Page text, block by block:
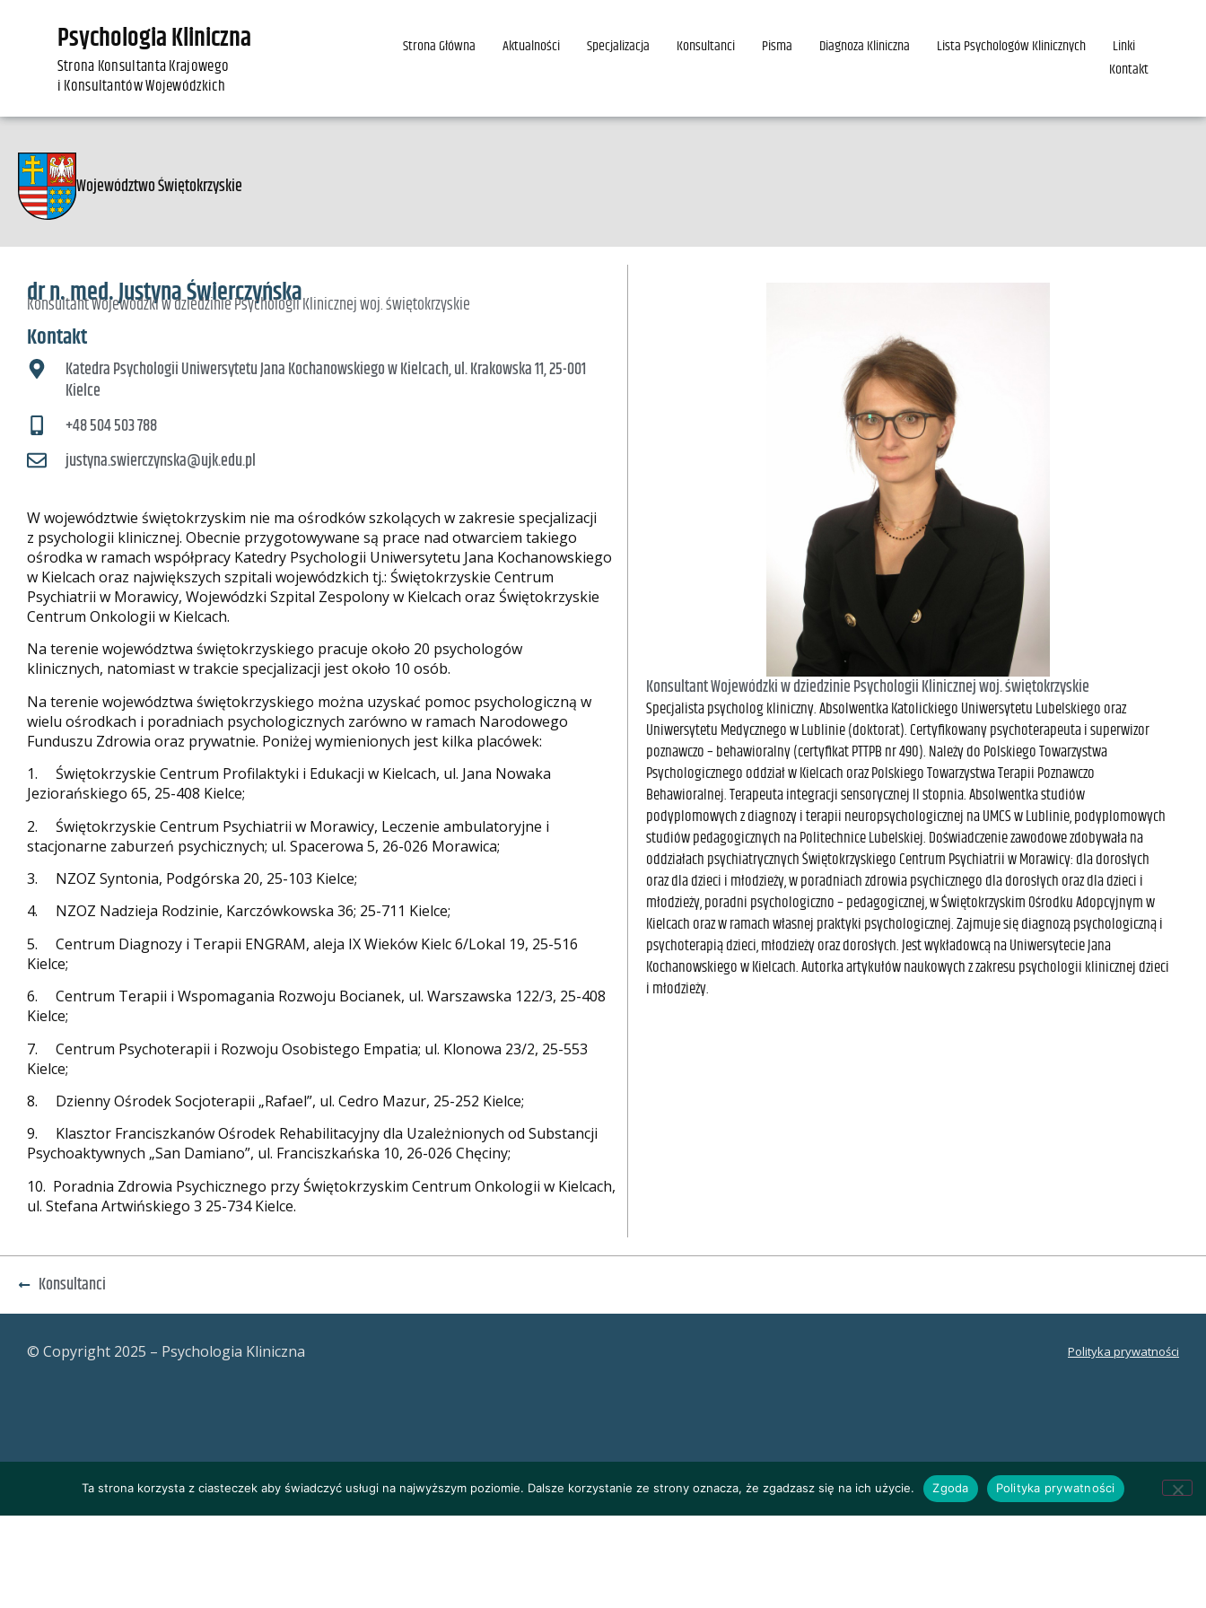
Psychologia Kliniczna
Strona Konsultanta Krajowego
i Konsultantów Wojewódzkich
Strona Główna Aktualności Specjalizacja Konsultanci Pisma Diagnoza Kliniczna Lista Psychologów Klinicznych
Linki
Kontakt
Województwo Świętokrzyskie
dr n. med. Justyna Świerczyńska
Konsultant Wojewódzki w dziedzinie Psychologii Klinicznej woj. świętokrzyskie
Kontakt
Katedra Psychologii Uniwersytetu Jana Kochanowskiego w Kielcach, ul. Krakowska 11, 25-001
Kielce
+48 504 503 788
justyna.swierczynska@ujk.edu.pl
W województwie świętokrzyskim nie ma ośrodków szkolących w zakresie specjalizacji
z psychologii klinicznej. Obecnie przygotowywane są prace nad otwarciem takiego
ośrodka w ramach współpracy Katedry Psychologii Uniwersytetu Jana Kochanowskiego
w Kielcach oraz największych szpitali wojewódzkich tj.: Świętokrzyskie Centrum
Psychiatrii w Morawicy, Wojewódzki Szpital Zespolony w Kielcach oraz Świętokrzyskie
Centrum Onkologii w Kielcach.
Na terenie województwa świętokrzyskiego pracuje około 20 psychologów
klinicznych, natomiast w trakcie specjalizacji jest około 10 osób.
Na terenie województwa świętokrzyskiego można uzyskać pomoc psychologiczną w
wielu ośrodkach i poradniach psychologicznych zarówno w ramach Narodowego
Funduszu Zdrowia oraz prywatnie. Poniżej wymienionych jest kilka placówek:
1. Świętokrzyskie Centrum Profilaktyki i Edukacji w Kielcach, ul. Jana Nowaka
Jeziorańskiego 65, 25-408 Kielce;
2. Świętokrzyskie Centrum Psychiatrii w Morawicy, Leczenie ambulatoryjne i
stacjonarne zaburzeń psychicznych; ul. Spacerowa 5, 26-026 Morawica;
3. NZOZ Syntonia, Podgórska 20, 25-103 Kielce;
4. NZOZ Nadzieja Rodzinie, Karczówkowska 36; 25-711 Kielce;
5. Centrum Diagnozy i Terapii ENGRAM, aleja IX Wieków Kielc 6/Lokal 19, 25-516
Kielce;
6. Centrum Terapii i Wspomagania Rozwoju Bocianek, ul. Warszawska 122/3, 25-408
Kielce;
7. Centrum Psychoterapii i Rozwoju Osobistego Empatia; ul. Klonowa 23/2, 25-553
Kielce;
8. Dzienny Ośrodek Socjoterapii „Rafael”, ul. Cedro Mazur, 25-252 Kielce;
9. Klasztor Franciszkanów Ośrodek Rehabilitacyjny dla Uzależnionych od Substancji
Psychoaktywnych „San Damiano”, ul. Franciszkańska 10, 26-026 Chęciny;
10. Poradnia Zdrowia Psychicznego przy Świętokrzyskim Centrum Onkologii w Kielcach,
ul. Stefana Artwińskiego 3 25-734 Kielce.
Konsultant Wojewódzki w dziedzinie Psychologii Klinicznej woj. świętokrzyskie
Specjalista psycholog kliniczny. Absolwentka Katolickiego Uniwersytetu Lubelskiego oraz
Uniwersytetu Medycznego w Lublinie (doktorat). Certyfikowany psychoterapeuta i superwizor
poznawczo – behawioralny (certyfikat PTTPB nr 490). Należy do Polskiego Towarzystwa
Psychologicznego oddział w Kielcach oraz Polskiego Towarzystwa Terapii Poznawczo
Behawioralnej. Terapeuta integracji sensorycznej II stopnia. Absolwentka studiów
podyplomowych z diagnozy i terapii neuropsychologicznej na UMCS w Lublinie, podyplomowych
studiów pedagogicznych na Politechnice Lubelskiej. Doświadczenie zawodowe zdobywała na
oddziałach psychiatrycznych Świętokrzyskiego Centrum Psychiatrii w Morawicy: dla dorosłych
oraz dla dzieci i młodzieży, w poradniach zdrowia psychicznego dla dorosłych oraz dla dzieci i
młodzieży, poradni psychologiczno – pedagogicznej, w Świętokrzyskim Ośrodku Adopcyjnym w
Kielcach oraz w ramach własnej praktyki psychologicznej. Zajmuje się diagnozą psychologiczną i
psychoterapią dzieci, młodzieży oraz dorosłych. Jest wykładowcą na Uniwersytecie Jana
Kochanowskiego w Kielcach. Autorka artykułów naukowych z zakresu psychologii klinicznej dzieci
i młodzieży.
Konsultanci
© Copyright 2025 – Psychologia Kliniczna Polityka prywatności
Ta strona korzysta z ciasteczek aby świadczyć usługi na najwyższym poziomie. Dalsze korzystanie ze strony oznacza, że zgadzasz się na ich użycie. Zgoda Polityka prywatności